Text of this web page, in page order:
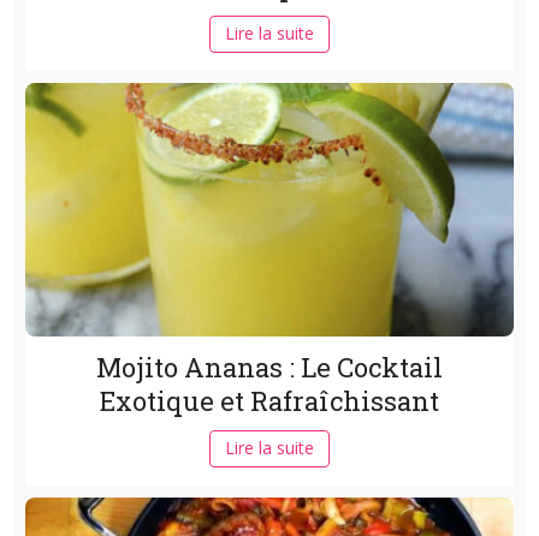
Lire la suite
Mojito Ananas : Le Cocktail
Exotique et Rafraîchissant
Lire la suite